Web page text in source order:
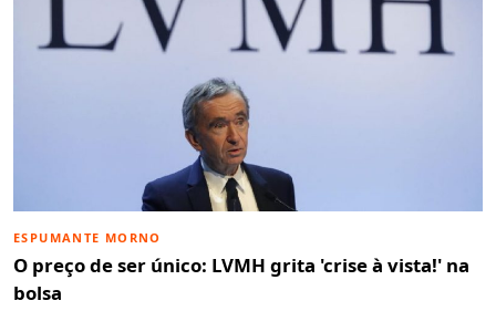
ESPUMANTE MORNO
O preço de ser único: LVMH grita 'crise à vista!' na
bolsa